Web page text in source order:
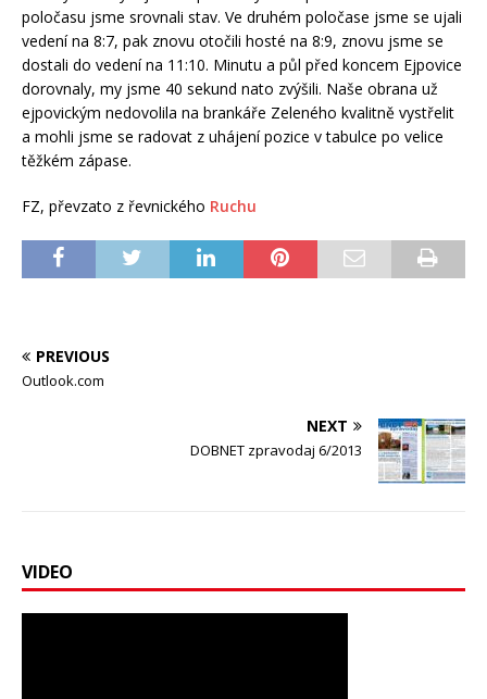
poločasu jsme srovnali stav. Ve druhém poločase jsme se ujali
vedení na 8:7, pak znovu otočili hosté na 8:9, znovu jsme se
dostali do vedení na 11:10. Minutu a půl před koncem Ejpovice
dorovnaly, my jsme 40 sekund nato zvýšili. Naše obrana už
ejpovickým nedovolila na brankáře Zeleného kvalitně vystřelit
a mohli jsme se radovat z uhájení pozice v tabulce po velice
těžkém zápase.
FZ, převzato z řevnického Ruchu
PREVIOUS
Outlook.com
NEXT
DOBNET zpravodaj 6/2013
VIDEO